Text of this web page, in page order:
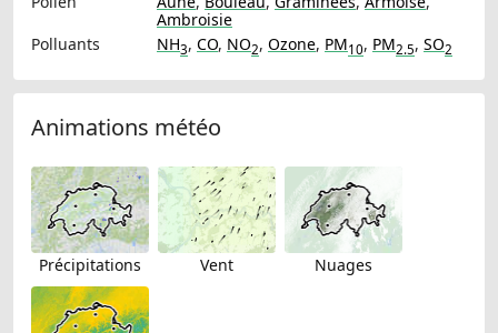
Ambroisie
Polluants
NH3, CO, NO2, Ozone, PM10, PM2.5, SO2
Animations météo
Précipitations Vent Nuages